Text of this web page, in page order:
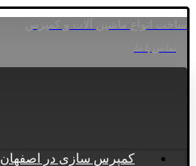
ساخت انواع ماشین آلات و کمپرس
کمپرس سازی در اصفهان